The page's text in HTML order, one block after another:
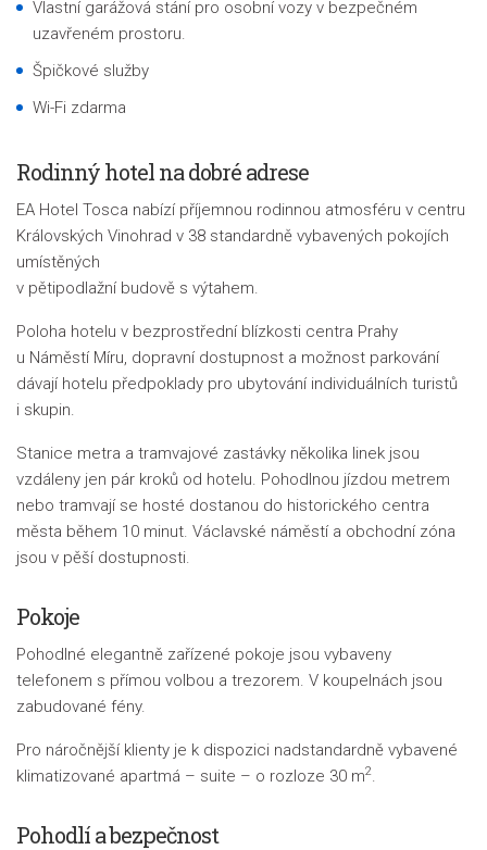
Vlastní garážová stání pro osobní vozy v bezpečném
uzavřeném prostoru.
Špičkové služby
Wi-Fi zdarma
Rodinný hotel na dobré adrese
EA Hotel Tosca nabízí příjemnou rodinnou atmosféru v centru
Královských Vinohrad v 38 standardně vybavených pokojích
umístěných
v pětipodlažní budově s výtahem.
Poloha hotelu v bezprostřední blízkosti centra Prahy
u Náměstí Míru, dopravní dostupnost a možnost parkování
dávají hotelu předpoklady pro ubytování individuálních turistů
i skupin.
Stanice metra a tramvajové zastávky několika linek jsou
vzdáleny jen pár kroků od hotelu. Pohodlnou jízdou metrem
nebo tramvají se hosté dostanou do historického centra
města během 10 minut. Václavské náměstí a obchodní zóna
jsou v pěší dostupnosti.
Pokoje
Pohodlné elegantně zařízené pokoje jsou vybaveny
telefonem s přímou volbou a trezorem. V koupelnách jsou
zabudované fény.
Pro náročnější klienty je k dispozici nadstandardně vybavené
klimatizované apartmá – suite – o rozloze 30 m2.
Pohodlí a bezpečnost